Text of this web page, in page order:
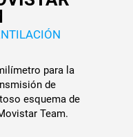
para la
de
esquema de
Team.